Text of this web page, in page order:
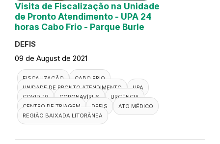
Visita de Fiscalização na Unidade
de Pronto Atendimento - UPA 24
horas Cabo Frio - Parque Burle
DEFIS
09 de August de 2021
FISCALIZAÇÃO
CABO FRIO
UNIDADE DE PRONTO ATENDIMENTO
UPA
COVID-19
CORONAVÍRUS
URGÊNCIA
CENTRO DE TRIAGEM
DEFIS
ATO MÉDICO
REGIÃO BAIXADA LITORÂNEA